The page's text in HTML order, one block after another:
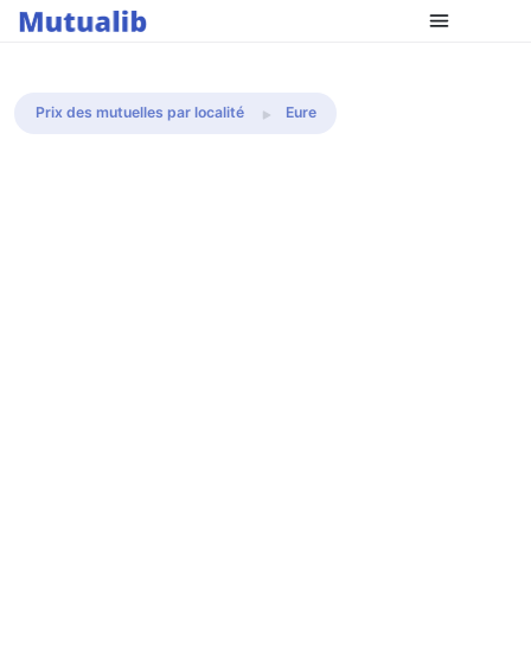
Comparer les mutuelles
Prix des mutuelles par localité Eure